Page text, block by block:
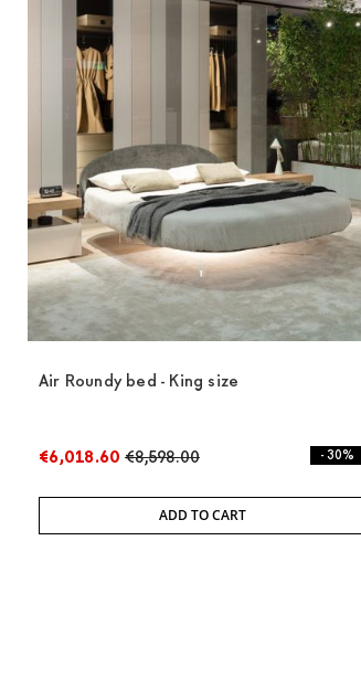
Air Roundy bed - King size
€6,018.60 €8,598.00 - 30%
ADD TO CART